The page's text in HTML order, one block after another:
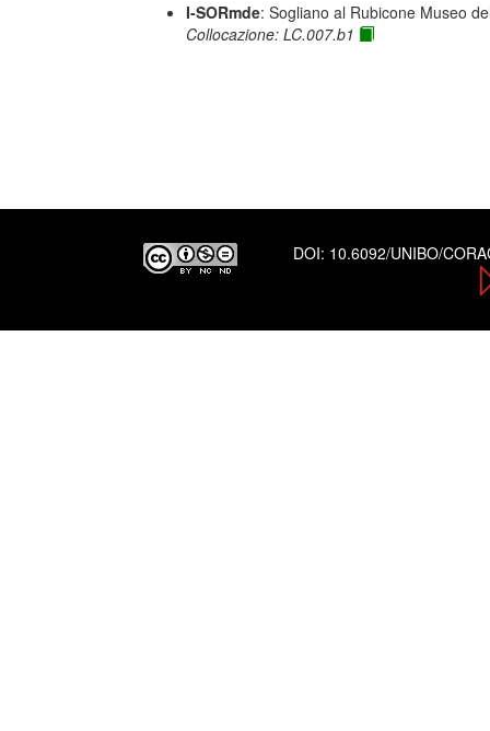
I-SORmde: Sogliano al Rubicone Museo
Collocazione: LC.007.b1
DOI: 10.6092/UNIBO/